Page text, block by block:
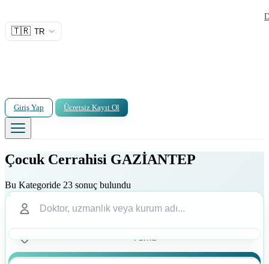
🇹🇷 TR
Giriş Yap Ücretsiz Kayıt Ol
Çocuk Cerrahisi GAZİANTEP
Bu Kategoride 23 sonuç bulundu